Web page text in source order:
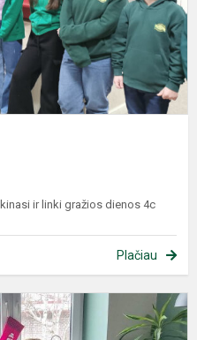
ir linki gražios dienos 4c
Plačiau